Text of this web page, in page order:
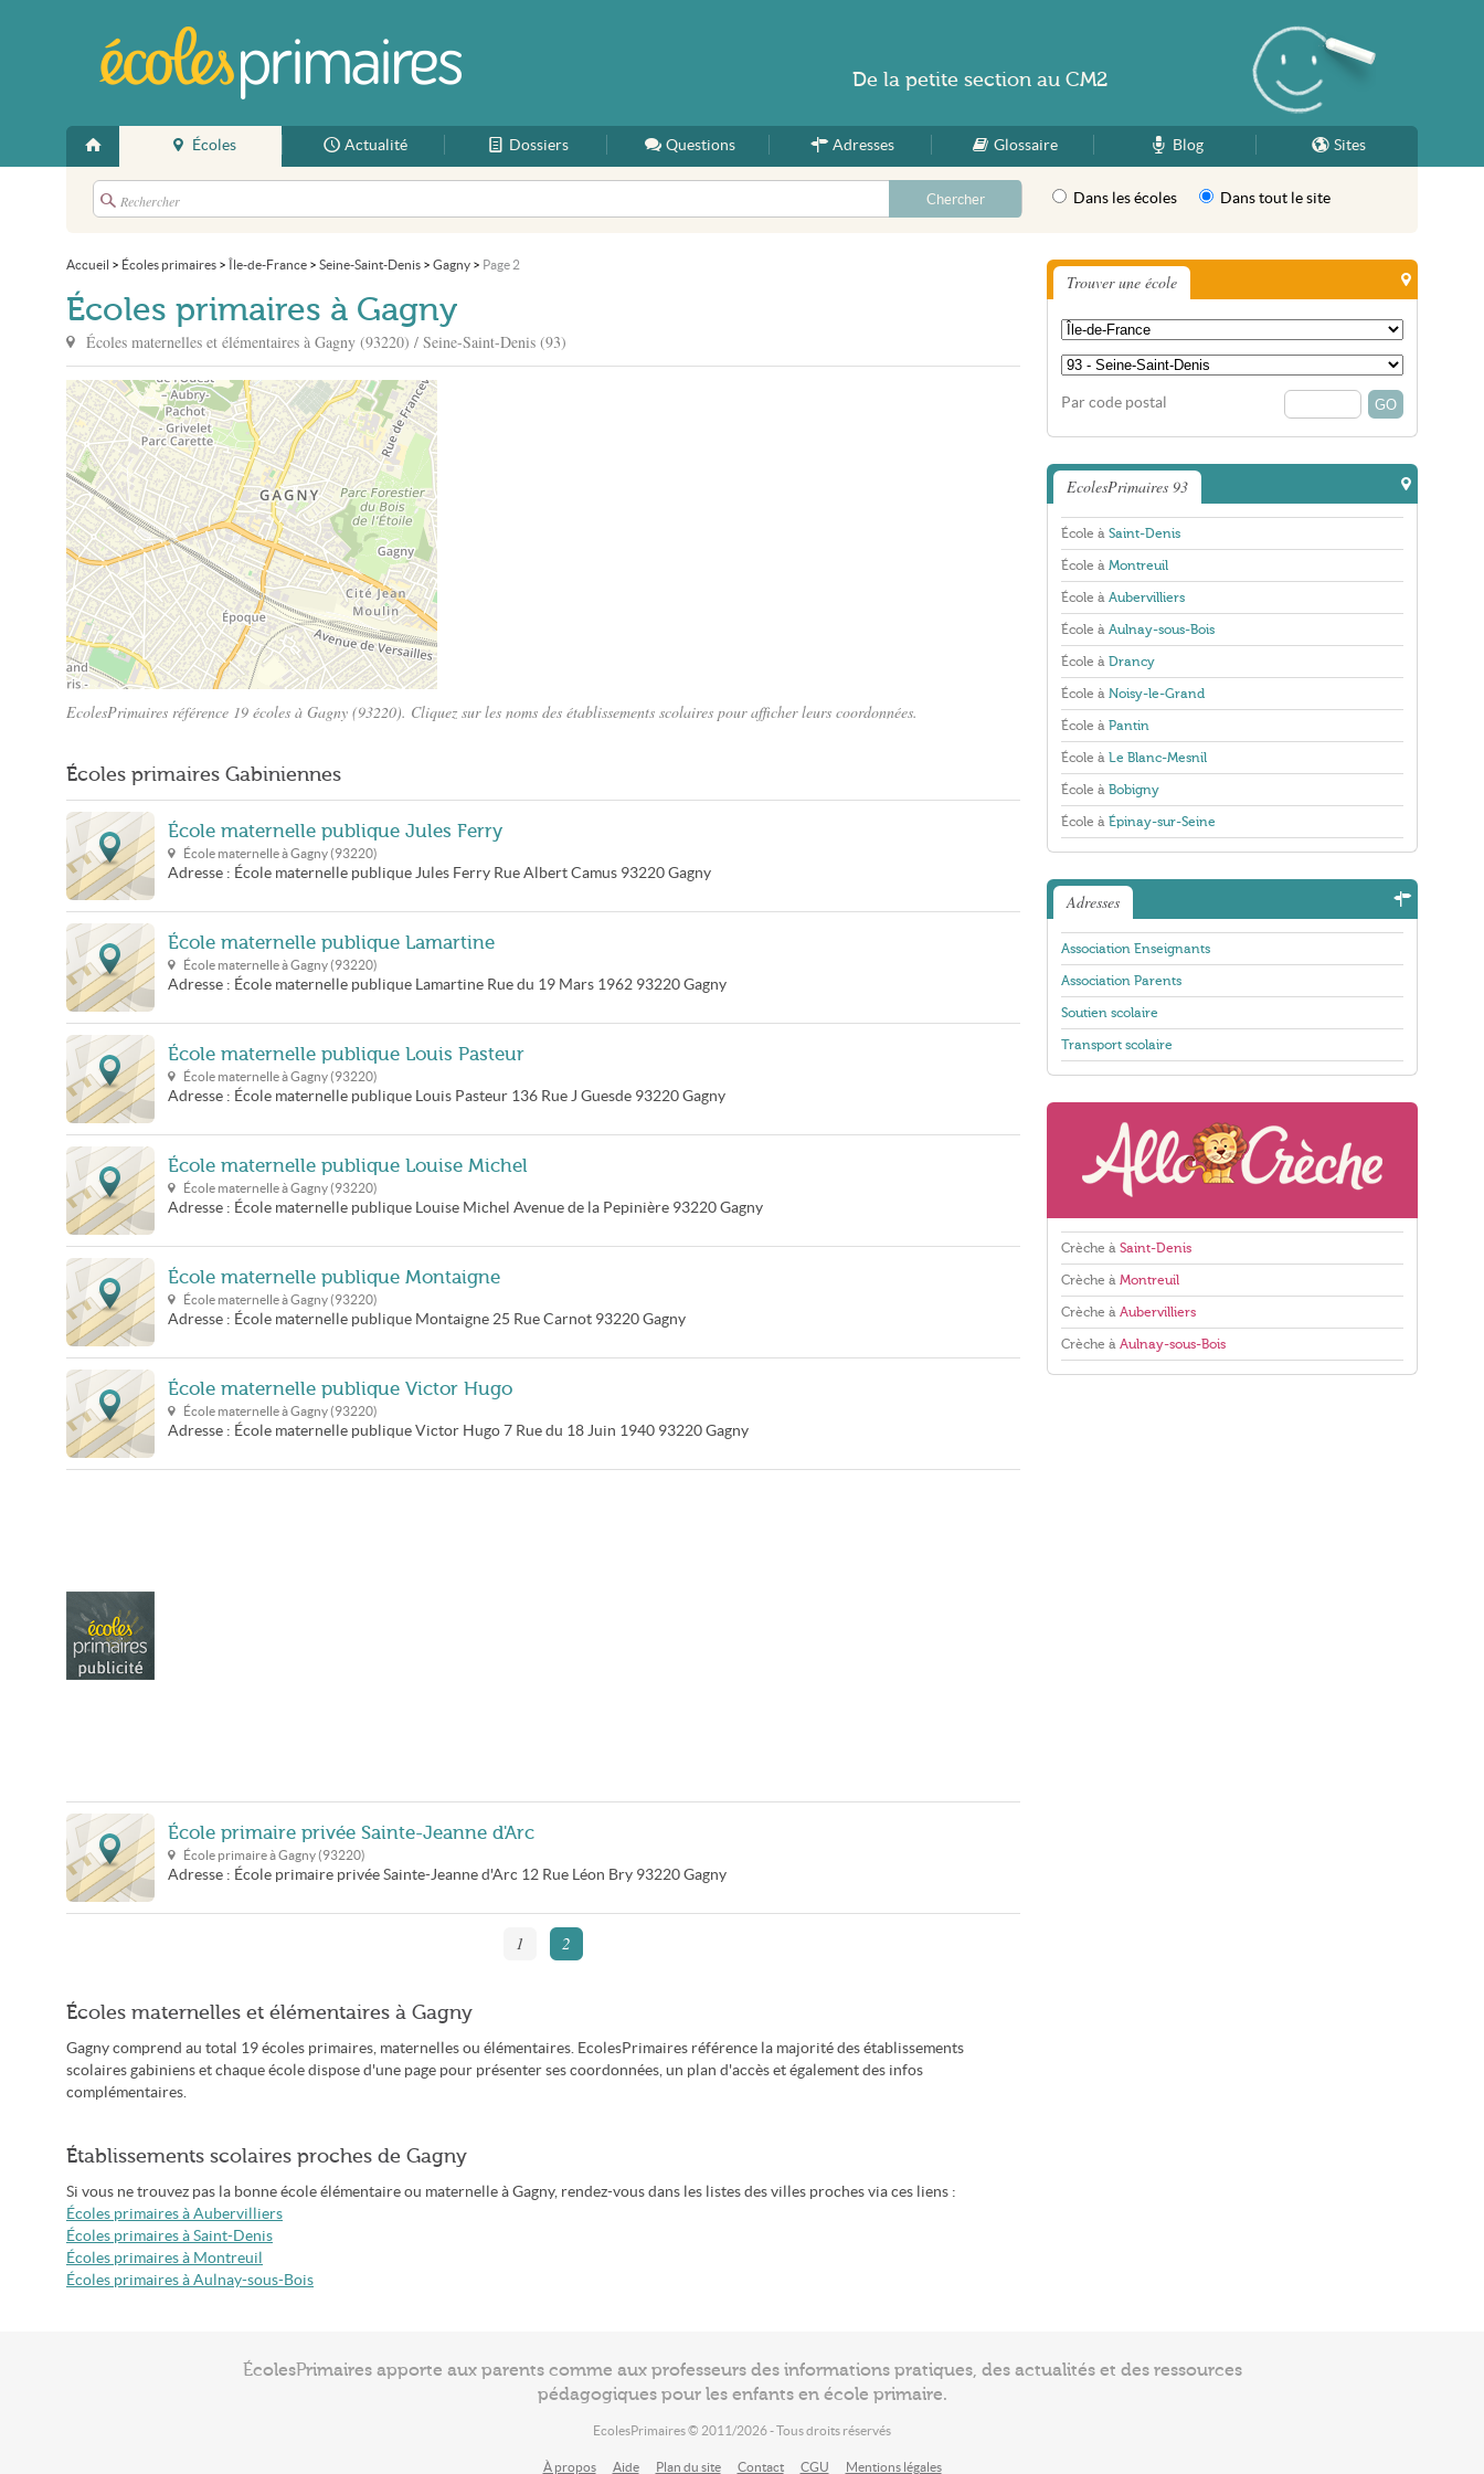
Accueil
Écoles Actualité Dossiers Questions Adresses Glossaire Blog Sites
Dans les écoles Dans tout le site
Accueil > Écoles primaires > Île-de-France > Seine-Saint-Denis > Gagny > Page 2
Écoles primaires à Gagny
Écoles maternelles et élémentaires à Gagny (93220) / Seine-Saint-Denis (93)
EcolesPrimaires référence 19 écoles à Gagny (93220). Cliquez sur les noms des établissements scolaires pour afficher leurs coordonnées.
Écoles primaires Gabiniennes
École maternelle publique Jules Ferry
École maternelle àGagny (93220)
Adresse : École maternelle publique Jules Ferry Rue Albert Camus 93220 Gagny
École maternelle publique Lamartine
École maternelle àGagny (93220)
Adresse : École maternelle publique Lamartine Rue du 19 Mars 1962 93220 Gagny
École maternelle publique Louis Pasteur
École maternelle àGagny (93220)
Adresse : École maternelle publique Louis Pasteur 136 Rue J Guesde 93220 Gagny
École maternelle publique Louise Michel
École maternelle àGagny (93220)
Adresse : École maternelle publique Louise Michel Avenue de la Pepinière 93220 Gagny
École maternelle publique Montaigne
École maternelle àGagny (93220)
Adresse : École maternelle publique Montaigne 25 Rue Carnot 93220 Gagny
École maternelle publique Victor Hugo
École maternelle àGagny (93220)
Adresse : École maternelle publique Victor Hugo 7 Rue du 18 Juin 1940 93220 Gagny
École primaire privée Sainte-Jeanne d'Arc
École primaire àGagny (93220)
Adresse : École primaire privée Sainte-Jeanne d'Arc 12 Rue Léon Bry 93220 Gagny
1 2
Écoles maternelles et élémentaires à Gagny
Gagny comprend au total 19 écoles primaires, maternelles ou élémentaires. EcolesPrimaires référence la majorité des établissements
scolaires gabiniens et chaque école dispose d'une page pour présenter ses coordonnées, un plan d'accès et également des infos
complémentaires.
Établissements scolaires proches de Gagny
Si vous ne trouvez pas la bonne école élémentaire ou maternelle à Gagny, rendez-vous dans les listes des villes proches via ces liens :
Écoles primaires à Aubervilliers
Écoles primaires à Saint-Denis
Écoles primaires à Montreuil
Écoles primaires à Aulnay-sous-Bois
Trouver une école
Par code postal
EcolesPrimaires 93
École à Saint-Denis
École à Montreuil
École à Aubervilliers
École à Aulnay-sous-Bois
École à Drancy
École à Noisy-le-Grand
École à Pantin
École à Le Blanc-Mesnil
École à Bobigny
École à Épinay-sur-Seine
Adresses
Association Enseignants
Association Parents
Soutien scolaire
Transport scolaire
Crèche à Saint-Denis
Crèche à Montreuil
Crèche à Aubervilliers
Crèche à Aulnay-sous-Bois
De la petite section au CM2
ÉcolesPrimaires apporte aux parents comme aux professeurs des informations pratiques, des actualités et des ressources
pédagogiques pour les enfants en école primaire.
EcolesPrimaires © 2011/2026 - Tous droits réservés
À propos Aide Plan du site Contact CGU Mentions légales